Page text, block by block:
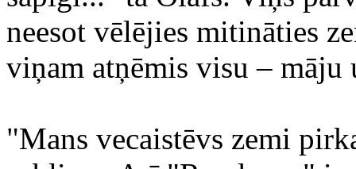
neesot vēlējies mitināties
viņam atņēmis visu – māju
"Mans vecaistēvs zemi